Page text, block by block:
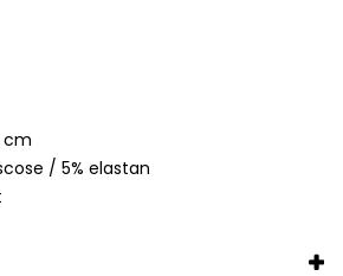
cm
/ 5% elastan